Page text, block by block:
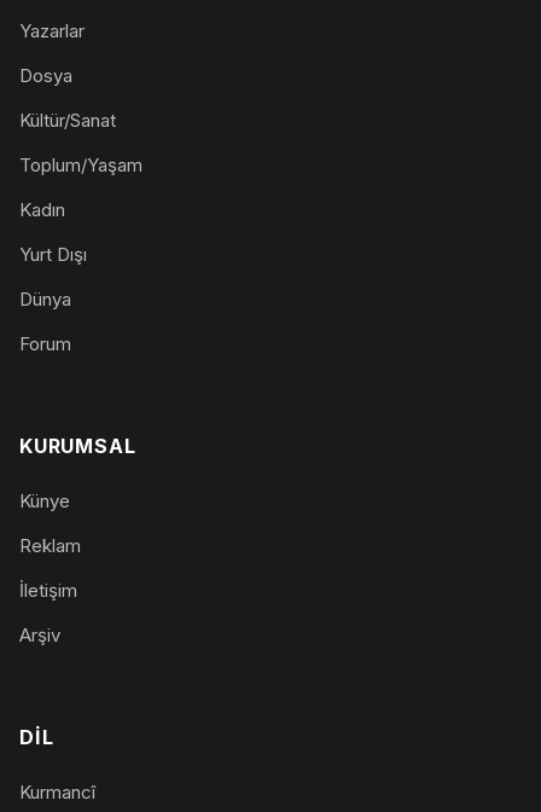
Yazarlar
Dosya
Kültür/Sanat
Toplum/Yaşam
Kadın
Yurt Dışı
Dünya
Forum
KURUMSAL
Künye
Reklam
İletişim
Arşiv
DIL
Kurmancî